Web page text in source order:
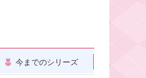
今までのシリーズ